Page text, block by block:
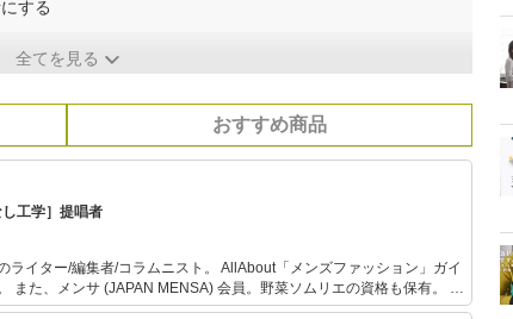
する
全てを見る
おすすめ商品
工学］提唱者
ライター/編集者/コラムニスト。 AllAbout「メンズファッション」ガイ
また、メンサ (JAPAN MENSA) 会員。野菜ソムリエの資格も保有。 出
ィアに関わり、客観的、横断的、俯瞰的なファッション分析を得意と